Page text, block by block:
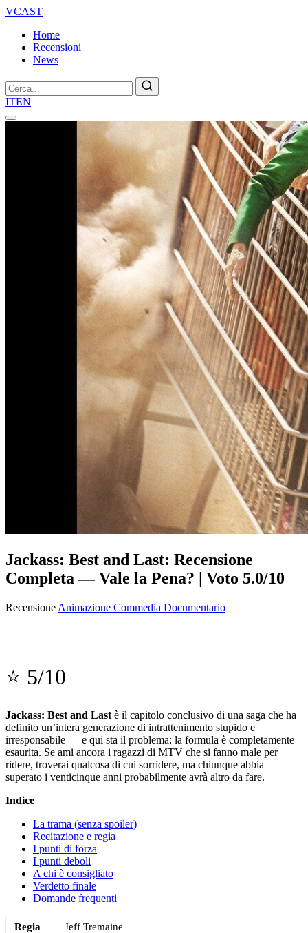
VCAST
Home
Recensioni
News
Cerca
ITEN
Jackass: Best and Last: Recensione
Completa — Vale la Pena? | Voto 5.0/10
Recensione Animazione Commedia Documentario
⭐ 5/10
Jackass: Best and Last è il capitolo conclusivo di una saga che ha
definito un’intera generazione di intrattenimento stupido e
irresponsabile — e qui sta il problema: la formula è completamente
esaurita. Se ami ancora i ragazzi di MTV che si fanno male per
ridere, troverai qualcosa di cui sorridere, ma chiunque abbia
superato i venticinque anni probabilmente avrà altro da fare.
Indice
La trama (senza spoiler)
Recitazione e regia
I punti di forza
I punti deboli
A chi è consigliato
Verdetto finale
Domande frequenti
Regia Jeff Tremaine